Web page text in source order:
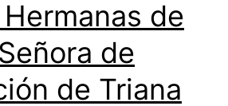
de
de
de Triana